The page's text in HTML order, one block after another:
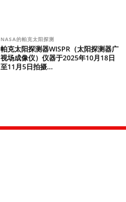
NASA的帕克太阳探测
帕克太阳探测器WISPR（太阳探测器广
视场成像仪）仪器于2025年10月18日
至11月5日拍摄...